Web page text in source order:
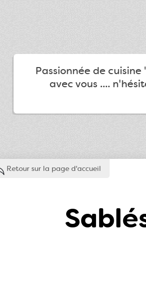
Passionnée de
avec vous ....
Retour sur la page d'accueil